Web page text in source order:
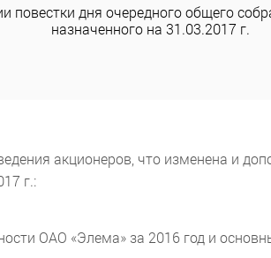
повестки дня очередного общего
назначенного на 31.03.2017 г.
акционеров, что изменена и
г.:
ОАО «Элема» за 2016 год и